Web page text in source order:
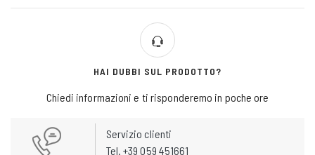
HAI DUBBI SUL PRODOTTO?
Chiedi informazioni e ti risponderemo in poche ore
Servizio clienti
Tel. +39 059 451661